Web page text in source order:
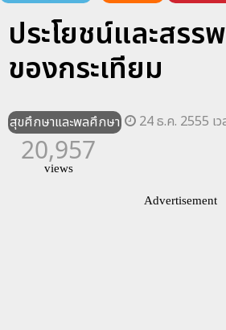
ประโยชน์และสร
ของกระเทียม
สุขศึกษาและพลศึกษา 24 ธ.ค. 2555 เ
20,957
views
Advertisement